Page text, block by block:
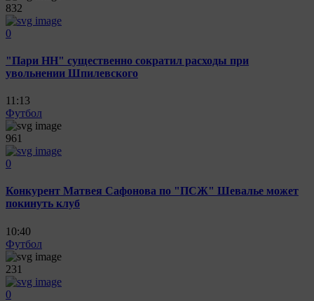
832
0
"Пари НН" существенно сократил расходы при
увольнении Шпилевского
11:13
Футбол
961
0
Конкурент Матвея Сафонова по "ПСЖ" Шевалье может
покинуть клуб
10:40
Футбол
231
0